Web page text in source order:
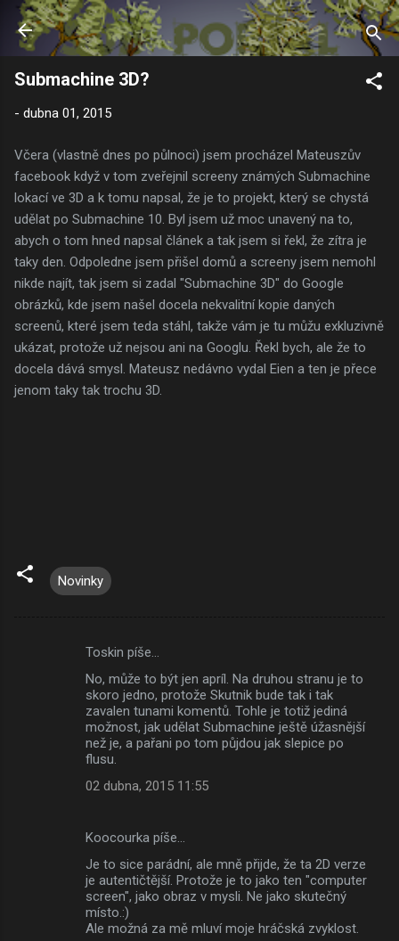
Přeskočit na hlavní obsah
Submachine 3D?
- dubna 01, 2015
Včera (vlastně dnes po půlnoci) jsem procházel Mateuszův
facebook když v tom zveřejnil screeny známých Submachine
lokací ve 3D a k tomu napsal, že je to projekt, který se chystá
udělat po Submachine 10. Byl jsem už moc unavený na to,
abych o tom hned napsal článek a tak jsem si řekl, že zítra je
taky den. Odpoledne jsem přišel domů a screeny jsem nemohl
nikde najít, tak jsem si zadal "Submachine 3D" do Google
obrázků, kde jsem našel docela nekvalitní kopie daných
screenů, které jsem teda stáhl, takže vám je tu můžu exkluzivně
ukázat, protože už nejsou ani na Googlu. Řekl bych, ale že to
docela dává smysl. Mateusz nedávno vydal Eien a ten je přece
jenom taky tak trochu 3D.
Novinky
Toskin píše…
No, může to být jen apríl. Na druhou stranu je to
skoro jedno, protože Skutnik bude tak i tak
zavalen tunami komentů. Tohle je totiž jediná
možnost, jak udělat Submachine ještě úžasnější
než je, a pařani po tom půjdou jak slepice po
flusu.
02 dubna, 2015 11:55
Koocourka píše…
Je to sice parádní, ale mně přijde, že ta 2D verze
je autentičtější. Protože je to jako ten "computer
screen", jako obraz v mysli. Ne jako skutečný
místo.:)
Ale možná za mě mluví moje hráčská zvyklost.